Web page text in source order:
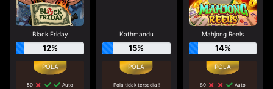
Black Friday
12%
50
Auto
Kathmandu
15%
Pola tidak tersedia !
Mahjong Reels
14%
80
Auto